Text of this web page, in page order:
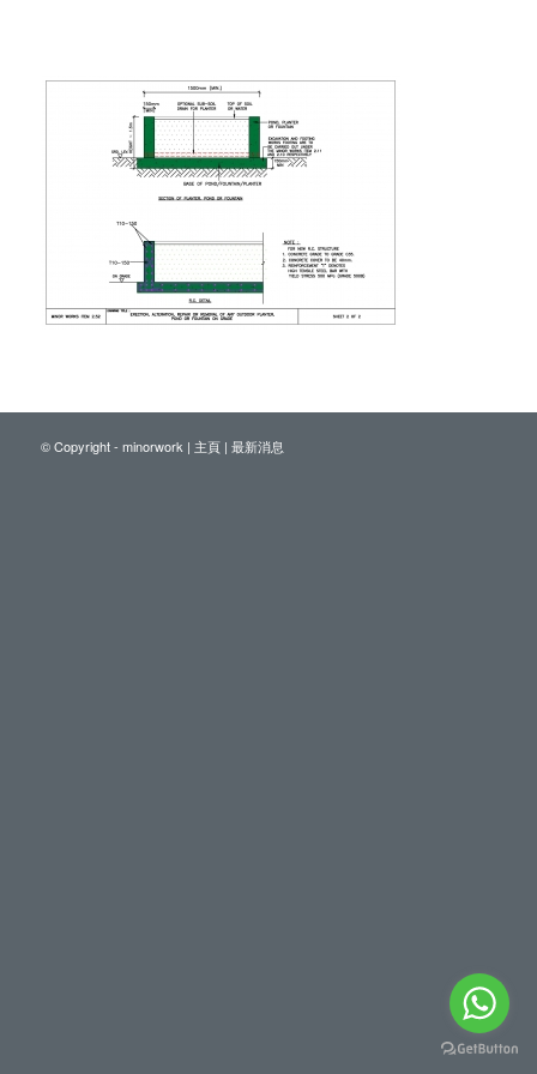
© Copyright - minorwork | 主頁| 最新消息